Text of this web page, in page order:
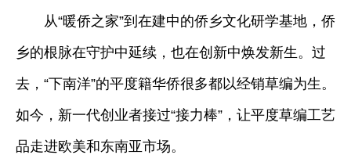
从“暖侨之家”到在建中的侨乡文化研学基地，侨
乡的根脉在守护中延续，也在创新中焕发新生。过
去，“下南洋”的平度籍华侨很多都以经销草编为生。
如今，新一代创业者接过“接力棒”，让平度草编工艺
品走进欧美和东南亚市场。